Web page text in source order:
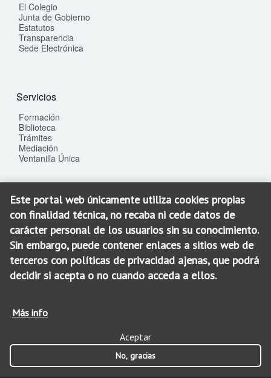
El Colegio
Junta de Gobierno
Estatutos
Transparencia
Sede Electrónica
Servicios
Formación
Biblioteca
Trámites
Mediación
Ventanilla Única
Contacto
C/. La Gloria, 25 bis
30003 - Murcia
SEDE: 968 900 100
SOJ: 968 900 200
icamur@icamur.es
© 2026 ICAMUR. Todos los derechos reservados.
Política de Privacidad
Este portal web únicamente utiliza cookies propias
con finalidad técnica, no recaba ni cede datos de
carácter personal de los usuarios sin su conocimiento.
Sin embargo, puede contener enlaces a sitios web de
terceros con políticas de privacidad ajenas, que podrá
decidir si acepta o no cuando acceda a ellos.
Más info
Aceptar
No, gracias